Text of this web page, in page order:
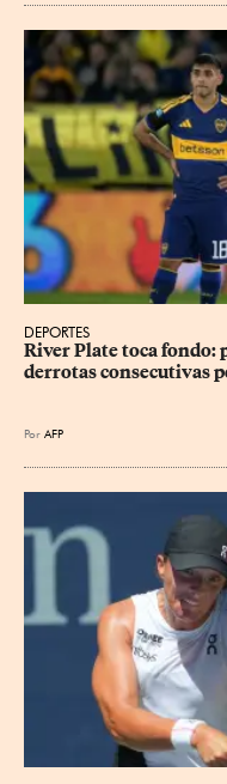
DEPORTES
River Plate toca fondo:
derrotas consecutivas
Por AFP